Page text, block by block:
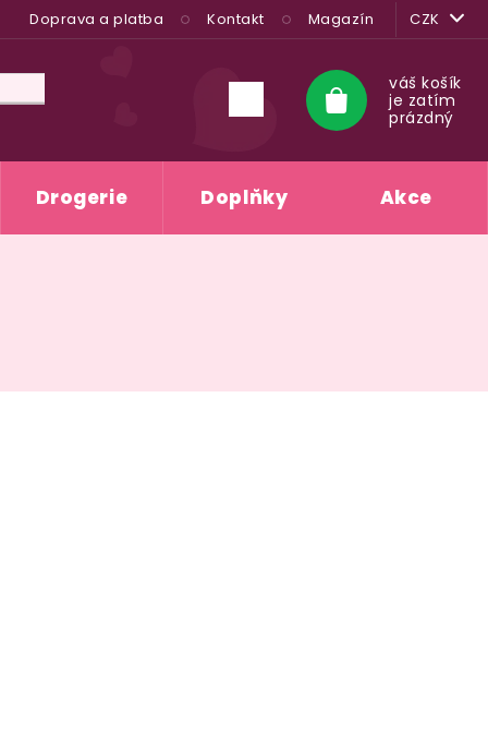
Doprava a platba Kontakt Magazín CZK
Nákupní
košík
váš košík
je zatím
prázdný
Drogerie Doplňky Akce